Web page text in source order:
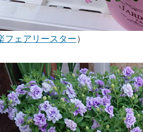
フェアリースター ）